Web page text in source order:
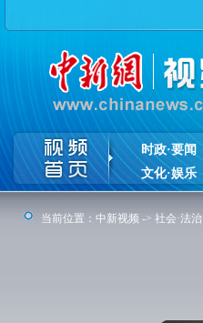
时政·要闻
文化·娱乐
当前位置： 中新视频 -> 社会·法治